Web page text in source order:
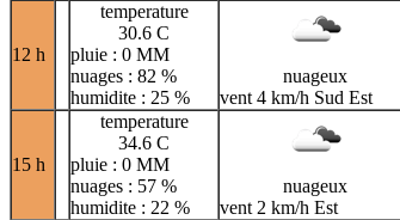
12 h
temperature
30.6 C
pluie : 0 MM
nuages : 82 %
humidite : 25 %
nuageux
vent 4 km/h Sud Est
15 h
temperature
34.6 C
pluie : 0 MM
nuages : 57 %
humidite : 22 %
nuageux
vent 2 km/h Est